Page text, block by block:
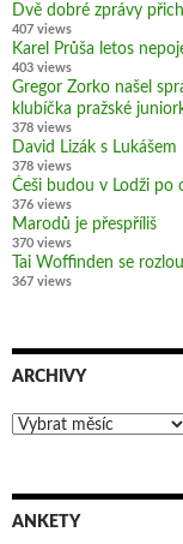
Dvě dobré zprávy
407 views
Karel Průša letos
403 views
Gregor Zorko našel
klubíčka pražské
378 views
David Lizák s
378 views
Češi budou v Lodži po
376 views
Marodů je přespříliš
370 views
Tai Woffinden se
367 views
ARCHIVY
Archivy
ANKETY